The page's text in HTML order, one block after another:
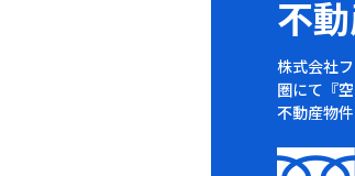
不
株式会社
圏にて『
不動産物